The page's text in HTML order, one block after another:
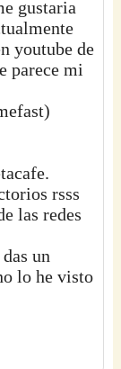
gustaria
youtube de
parece mi
rsss
las redes
un
lo he visto